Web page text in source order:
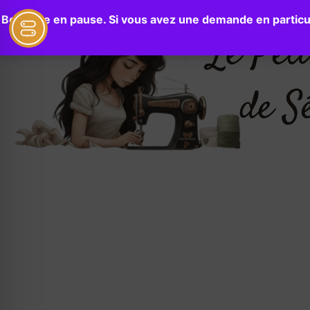
Boutique en pause. Si vous avez une demande en